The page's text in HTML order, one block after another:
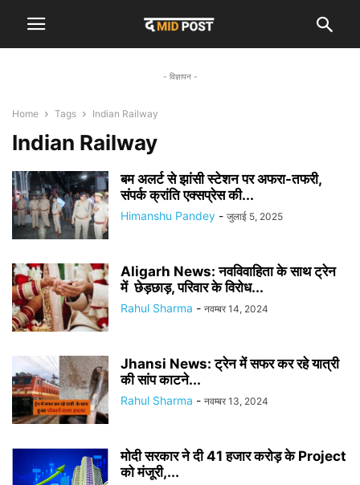
- विज्ञापन -
Home Tags Indian Railway
Indian Railway
बम अलर्ट से झांसी स्टेशन पर अफरा-तफरी,
संपर्क क्रांति एक्सप्रेस की...
Himanshu Pandey - जुलाई 5, 2025
Aligarh News: नवविवाहिता के साथ ट्रेन
में छेड़छाड़, परिवार के विरोध...
Rahul Sharma - नवम्बर 14, 2024
Jhansi News: ट्रेन में सफर कर रहे यात्री
की सांप काटने...
Rahul Sharma - नवम्बर 13, 2024
मोदी सरकार ने दी 41 हजार करोड़ के Project
को मंजूरी,...